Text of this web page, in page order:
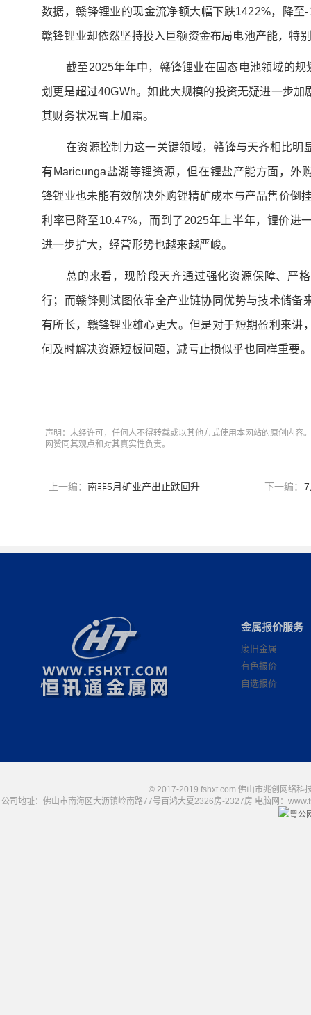
数据，赣锋锂业的现金流净额大幅下跌1422%，降至
赣锋锂业却依然坚持投入巨额资金布局电池产能，特
截至2025年年中，赣锋锂业在固态电池领域的
划更是超过40GWh。如此大规模的投资无疑进一步加
其财务状况雪上加霜。
在资源控制力这一关键领域，赣锋与天齐相比明
有Maricunga盐湖等锂资源，但在锂盐产能方面，外
锋锂业也未能有效解决外购锂精矿成本与产品售价倒
利率已降至10.47%，而到了2025年上半年，锂价进
进一步扩大，经营形势也越来越严峻。
总的来看，现阶段天齐通过强化资源保障、严
行；而赣锋则试图依靠全产业链协同优势与技术储备
有所长，赣锋锂业雄心更大。但是对于短期盈利来讲
何及时解决资源短板问题，减亏止损似乎也同样重要。
声明：未经许可，任何人不得转载或以其他方式使用本网站的原创内容
网赞同其观点和对其真实性负责。
上一编： 南非5月矿业产出止跌回升 下一编：
金属报价服务
废旧金属
有色报价
自选报价
© 2017-2019 fshxt.com 佛山市兆创网络科
公司地址：佛山市南海区大沥镇岭南路77号百鸿大夏2326房-2327房 电脑网：
粤公